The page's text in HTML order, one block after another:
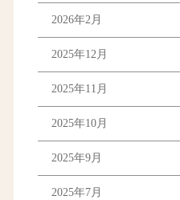
2026年2月
2025年12月
2025年11月
2025年10月
2025年9月
2025年7月